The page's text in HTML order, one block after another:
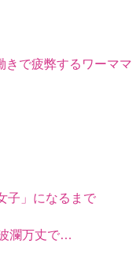
きで疲弊するワーママ
子」になるまで
瀾万丈で…